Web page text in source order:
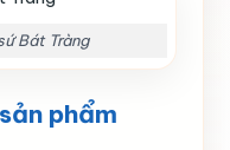
Bát Tràng
phẩm